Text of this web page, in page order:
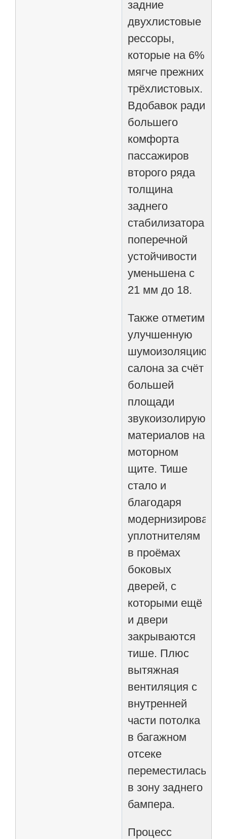
задние
двухлистовые
рессоры,
которые на 6%
мягче прежних
трёхлистовых.
Вдобавок ради
большего
комфорта
пассажиров
второго ряда
толщина
заднего
стабилизатора
поперечной
устойчивости
уменьшена с
21 мм до 18.
Также отметим
улучшенную
шумоизоляцию
салона за счёт
большей
площади
звукоизолирующих
материалов на
моторном
щите. Тише
стало и
благодаря
уплотнителям
в проёмах
боковых
дверей, с
которыми ещё
и двери
закрываются
тише. Плюс
вытяжная
вентиляция с
внутренней
части потолка
в багажном
отсеке
переместилась
в зону заднего
бампера.
Процесс